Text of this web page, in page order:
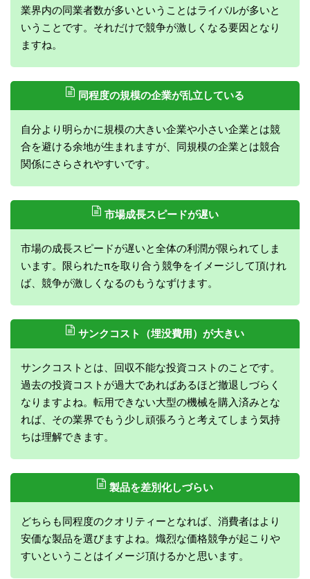
業界内の同業者数が多いということはライバルが多いと
いうことです。それだけで競争が激しくなる要因となり
ますね。
同程度の規模の企業が乱立している
自分より明らかに規模の大きい企業や小さい企業とは競
合を避ける余地が生まれますが、同規模の企業とは競合
関係にさらされやすいです。
市場成長スピードが遅い
市場の成長スピードが遅いと全体の利潤が限られてしま
います。限られたπを取り合う競争をイメージして頂けれ
ば、競争が激しくなるのもうなずけます。
サンクコスト（埋没費用）が大きい
サンクコストとは、回収不能な投資コストのことです。
過去の投資コストが過大であればあるほど撤退しづらく
なりますよね。転用できない大型の機械を購入済みとな
れば、その業界でもう少し頑張ろうと考えてしまう気持
ちは理解できます。
製品を差別化しづらい
どちらも同程度のクオリティーとなれば、消費者はより
安価な製品を選びますよね。熾烈な価格競争が起こりや
すいということはイメージ頂けるかと思います。